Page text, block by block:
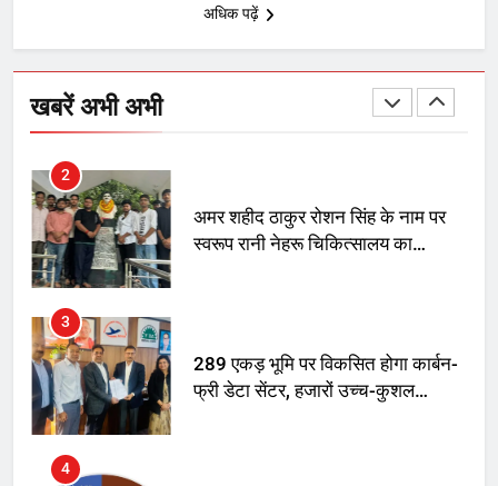
अधिक पढ़ें
खबरें अभी अभी
अमर शहीद ठाकुर रोशन सिंह के नाम पर
3
289 एकड़ भूमि पर विकसित होगा कार्बन-
4
UP में ग्रामीण बिजली आपूर्ति से कृषि,